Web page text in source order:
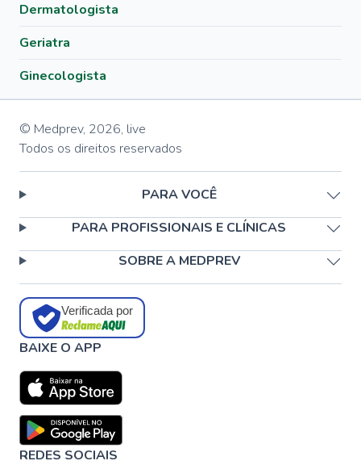
Dermatologista
Geriatra
Ginecologista
© Medprev, 2026, live
Todos os direitos reservados
PARA VOCÊ
PARA PROFISSIONAIS E CLÍNICAS
SOBRE A MEDPREV
Verificada por
BAIXE O APP
REDES SOCIAIS